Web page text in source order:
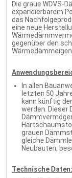
Die graue WDVS-
expandierbarem
das
eine neue
gegenüber den
In allen
letzten 50
kann künftig
werden.
grauen
gleiche
Neubauten,
Technische Daten: